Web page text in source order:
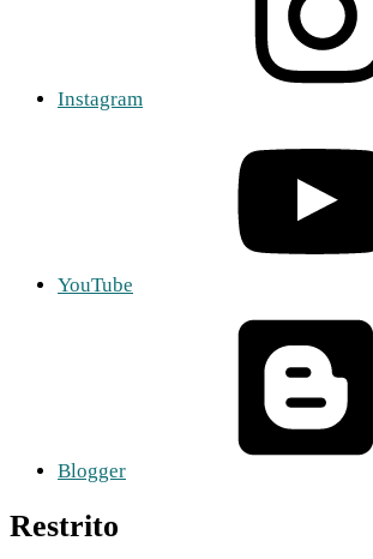
Instagram
YouTube
Blogger
Restrito